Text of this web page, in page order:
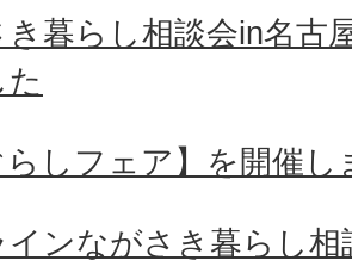
き暮らし相談会in名
らしフェア】を開催
インながさき暮らし